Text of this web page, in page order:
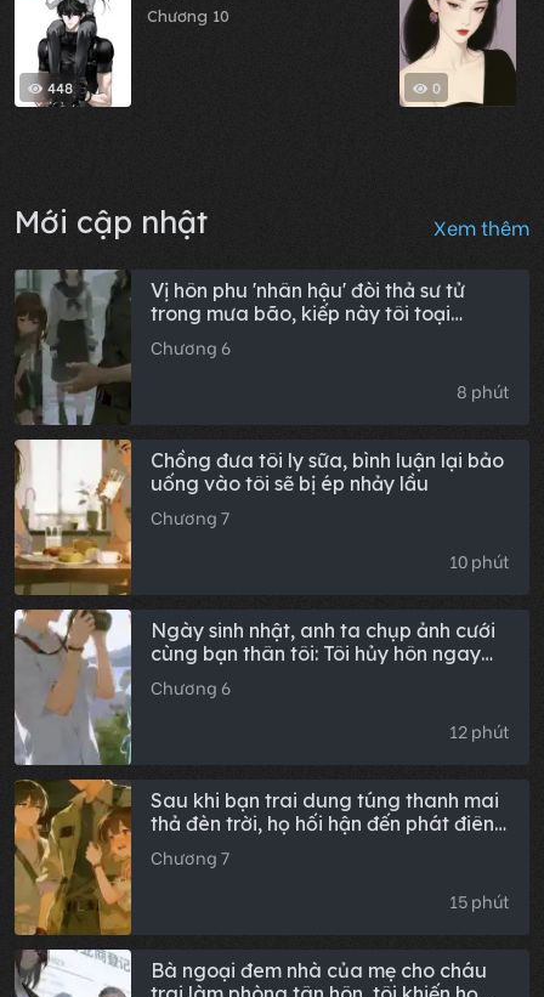
448
Chương 10
0
Mới cập nhật Xem thêm
Vị hôn phu 'nhân hậu' đòi thả sư tử
trong mưa bão, kiếp này tôi toại
nguyện cho anh ta
Chương 6
8 phút
Chồng đưa tôi ly sữa, bình luận lại bảo
uống vào tôi sẽ bị ép nhảy lầu
Chương 7
10 phút
Ngày sinh nhật, anh ta chụp ảnh cưới
cùng bạn thân tôi: Tôi hủy hôn ngay
lập tức
Chương 6
12 phút
Sau khi bạn trai dung túng thanh mai
thả đèn trời, họ hối hận đến phát điên
(Hậu truyện)
Chương 7
15 phút
Bà ngoại đem nhà của mẹ cho cháu